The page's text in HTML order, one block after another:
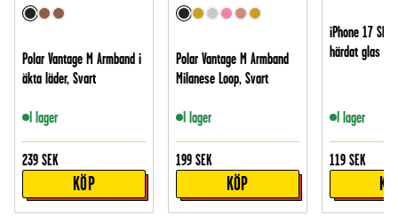
Polar Vantage M Armband i
äkta läder, Svart
I lager
239 SEK
KÖP
Polar Vantage M Armband
Milanese Loop, Svart
I lager
199 SEK
KÖP
iPhone 17
härdat glas
I lager
119 SEK